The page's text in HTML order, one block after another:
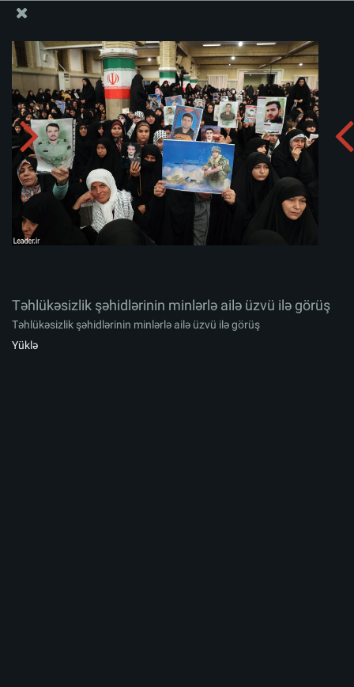
Təhlükəsizlik şəhidlərinin minlərlə ailə üzvü ilə görüş
Albomu yüklə: zip
Təhlükəsizlik şəhidlərinin minlərlə ailə üzvü ilə görüş
Təhlükəsizlik şəhidlərinin minlərlə ailə üzvü ilə görüş
Yüklə